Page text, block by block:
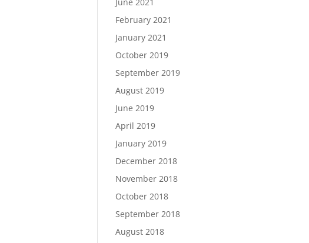
February 2021
January 2021
October 2019
September 2019
August 2019
June 2019
April 2019
January 2019
December 2018
November 2018
October 2018
September 2018
August 2018